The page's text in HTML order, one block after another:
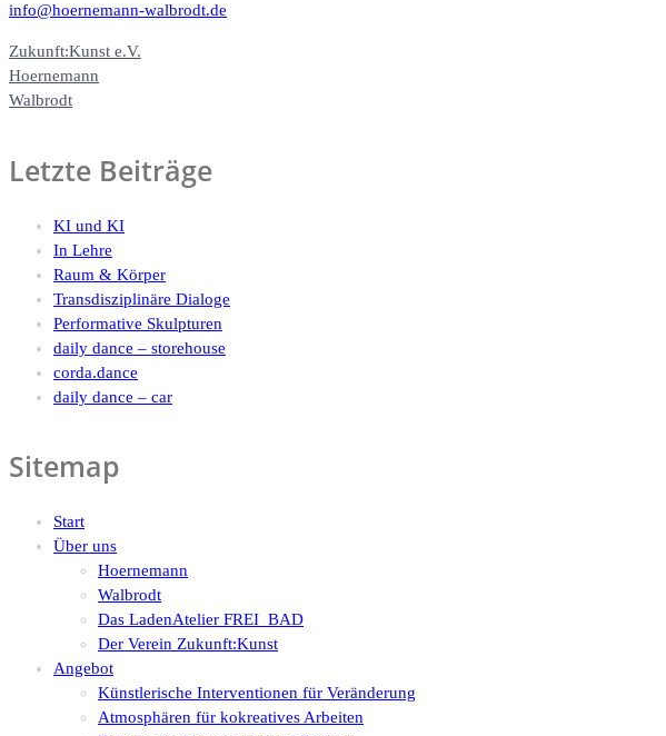
info@hoernemann-walbrodt.de
Zukunft:Kunst e.V.
Hoernemann
Walbrodt
Letzte Beiträge
KI und KI
In Lehre
Raum & Körper
Transdisziplinäre Dialoge
Performative Skulpturen
daily dance – storehouse
corda.dance
daily dance – car
Sitemap
Start
Über uns
Hoernemann
Walbrodt
Das LadenAtelier FREI_BAD
Der Verein Zukunft:Kunst
Angebot
Künstlerische Interventionen für Veränderung
Atmosphären für kokreatives Arbeiten